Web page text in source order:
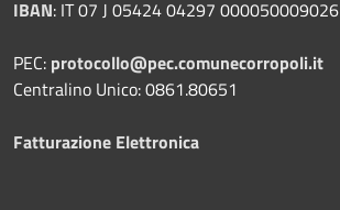
IBAN: IT 07 J 05424 04297 000050009026
PEC: protocollo@pec.comunecorropoli.it
Centralino Unico: 0861.80651
Fatturazione Elettronica